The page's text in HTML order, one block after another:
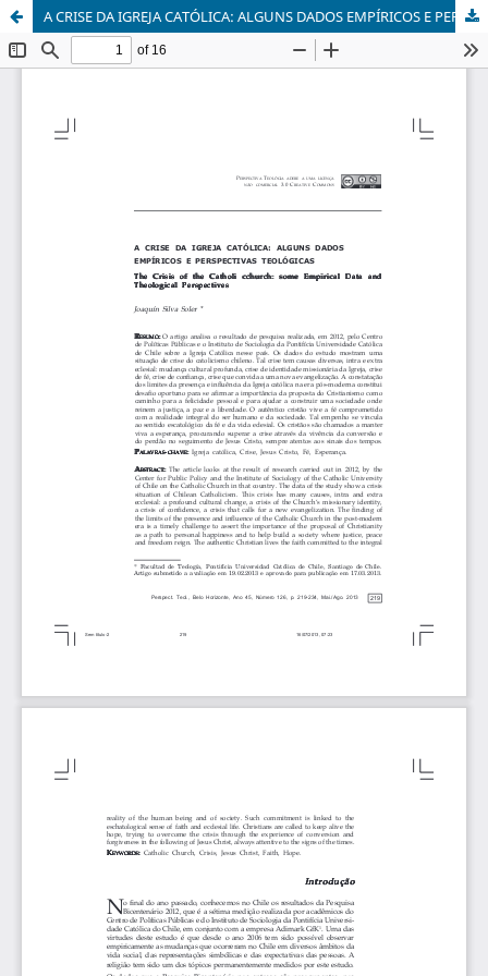
A CRISE DA IGREJA CATÓLICA: ALGUNS DADOS EMPÍRICOS E PERSPECTIVAS TEOLÓGICAS